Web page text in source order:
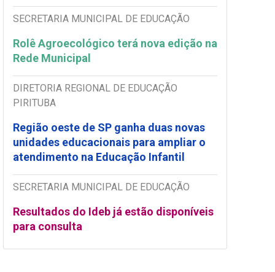
SECRETARIA MUNICIPAL DE EDUCAÇÃO
Rolê Agroecológico terá nova edição na
Rede Municipal
DIRETORIA REGIONAL DE EDUCAÇÃO
PIRITUBA
Região oeste de SP ganha duas novas
unidades educacionais para ampliar o
atendimento na Educação Infantil
SECRETARIA MUNICIPAL DE EDUCAÇÃO
Resultados do Ideb já estão disponíveis
para consulta